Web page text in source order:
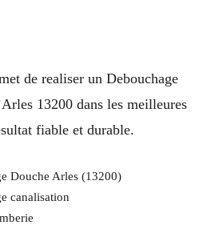
de realiser un Debouchage
13200 dans les meilleures
fiable et durable.
Douche Arles (13200)
canalisation